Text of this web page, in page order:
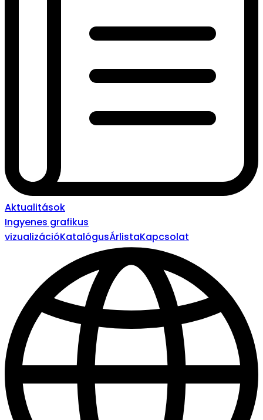
Aktualitások
Ingyenes grafikus
vizualizációKatalógusÁrlistaKapcsolat